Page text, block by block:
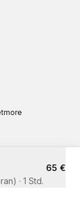
65 €
· 1 Std.